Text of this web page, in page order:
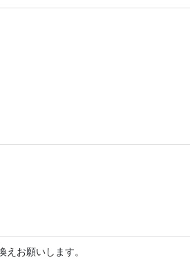
お願いします。